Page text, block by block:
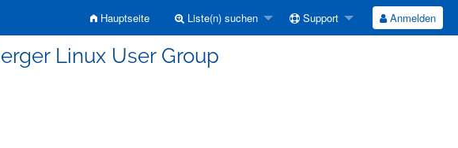
Hauptseite Liste(n) suchen Support Anmelden
Linux User Group